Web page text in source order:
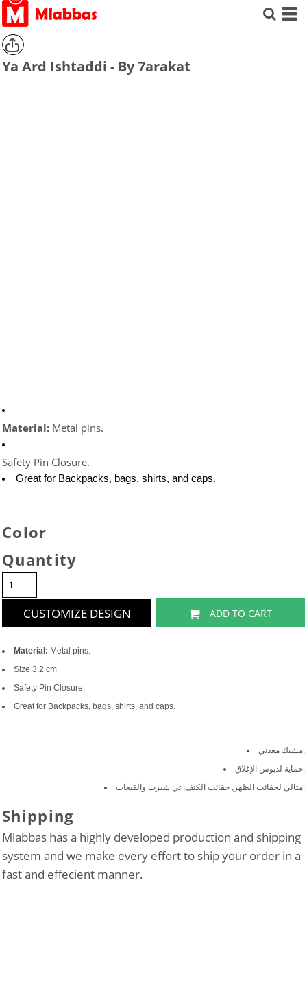
Ya Ard Ishtaddi - By 7arakat
Material: Metal pins.
Safety Pin Closure.
Great for Backpacks, bags, shirts, and caps.
Color
Quantity
CUSTOMIZE DESIGN ADD TO CART
Material: Metal pins.
Size 3.2 cm
Safety Pin Closure.
Great for Backpacks, bags, shirts, and caps.
مشبك معدني.
حماية لدبوس الإغلاق.
مثالي لحقائب الظهر, حقائب الكتف, تي شيرت والقبعات.
Shipping
Mlabbas has a highly developed production and shipping
system and we make every effort to ship your order in a
fast and effecient manner.